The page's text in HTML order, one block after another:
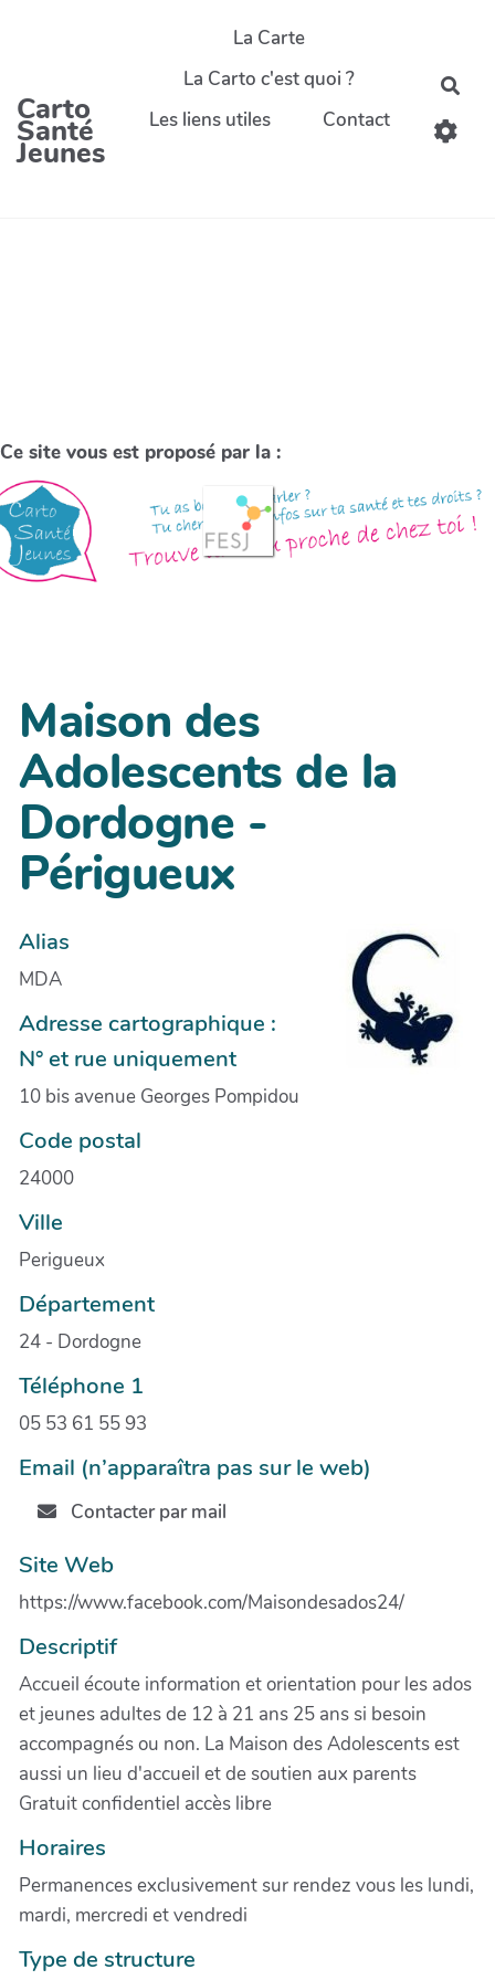
Carto
Santé
Jeunes
La Carte
La Carto c'est quoi ?
Les liens utiles
Contact
Ce site vous est proposé par la :
Maison des
Adolescents de la
Dordogne -
Périgueux
Alias
MDA
Adresse cartographique :
N° et rue uniquement
10 bis avenue Georges Pompidou
Code postal
24000
Ville
Perigueux
Département
24 - Dordogne
Téléphone 1
05 53 61 55 93
Email (n’apparaîtra pas sur le web)
Contacter par mail
Site Web
https://www.facebook.com/Maisondesados24/
Descriptif
Accueil écoute information et orientation pour les ados
et jeunes adultes de 12 à 21 ans 25 ans si besoin
accompagnés ou non. La Maison des Adolescents est
aussi un lieu d'accueil et de soutien aux parents
Gratuit confidentiel accès libre
Horaires
Permanences exclusivement sur rendez vous les lundi,
mardi, mercredi et vendredi
Type de structure